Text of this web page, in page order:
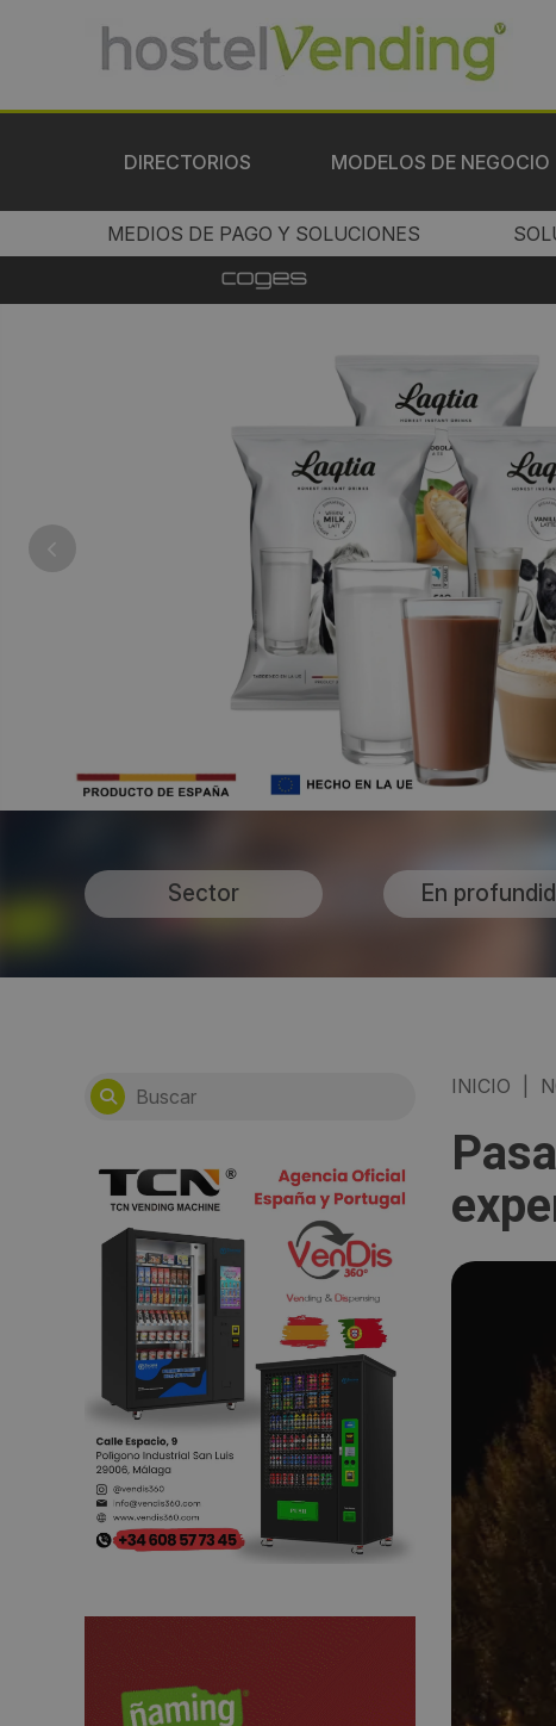
DIRECTORIOS MODELOS DE NEGOCIO
MEDIOS DE PAGO Y SOLUCIONES
Sector En
INICIO